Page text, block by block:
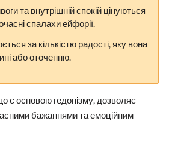
та внутрішній спокій цінуються
спалахи ейфорії.
за кількістю радості, яку вона
або оточенню.
є основою гедонізму, дозволяє
бажаннями та емоційним